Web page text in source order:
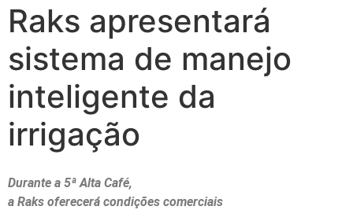
Raks apresentará
sistema de manejo
inteligente da
irrigação
Durante a 5ª Alta Café,
a Raks oferecerá condições comerciais